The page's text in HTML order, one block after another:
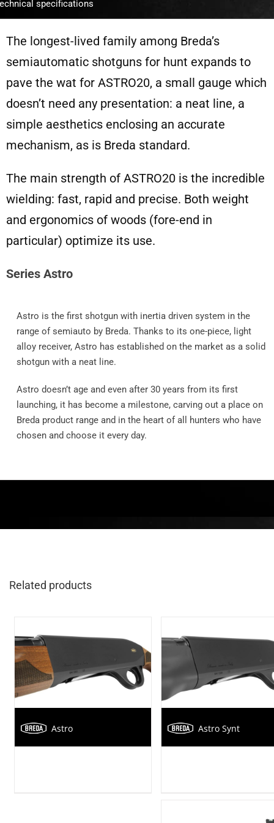
specifications
The longest-lived family among Breda’s
semiautomatic shotguns for hunt expands to
pave the wat for ASTRO20, a small gauge which
doesn’t need any presentation: a neat line, a
simple aesthetics enclosing an accurate
mechanism, as is Breda standard.
The main strength of ASTRO20 is the incredible
wielding: fast, rapid and precise. Both weight
and ergonomics of woods (fore-end in
particular) optimize its use.
Series Astro
Astro is the first shotgun with inertia driven system in the
range of semiauto by Breda. Thanks to its one-piece, light
alloy receiver, Astro has established on the market as a solid
shotgun with a neat line.
Astro doesn’t age and even after 30 years from its first
launching, it has become a milestone, carving out a place on
Breda product range and in the heart of all hunters who have
chosen and choose it every day.
Related products
Astro Astro Synt